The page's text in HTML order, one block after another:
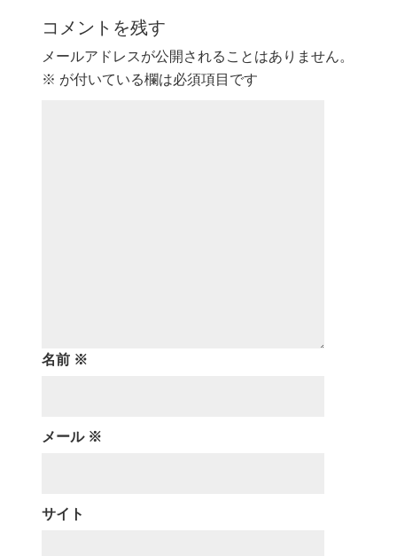
コメントを残す
メールアドレスが公開されることはありません。
※ が付いている欄は必須項目です
名前 ※
メール ※
サイト